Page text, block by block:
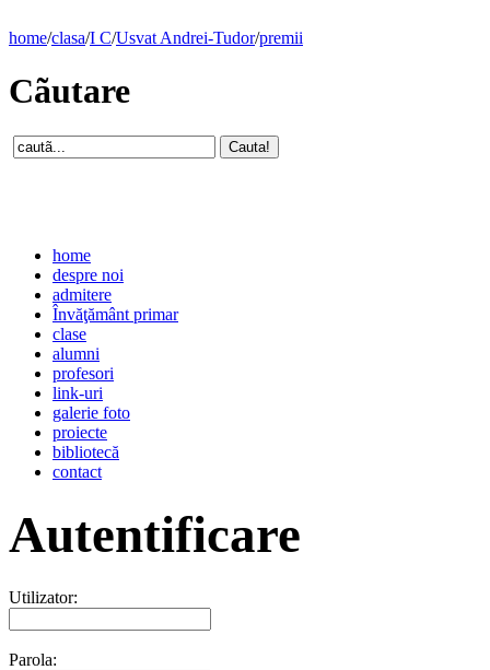
home/clasa/I C/Usvat Andrei-Tudor/premii
Cãutare
home
despre noi
admitere
Învăţământ primar
clase
alumni
profesori
link-uri
galerie foto
proiecte
bibliotecă
contact
Autentificare
Utilizator:
Parola: